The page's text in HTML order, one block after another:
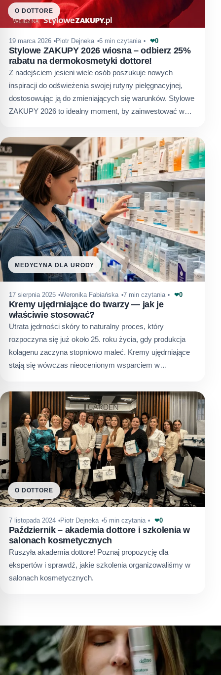
O DOTTORE
19 marca 2026 Piotr Dejneka 6 min czytania ❤0
Stylowe ZAKUPY 2026 wiosna – odbierz 25%
rabatu na dermokosmetyki dottore!
Z nadejściem jesieni wiele osób poszukuje nowych
inspiracji do odświeżenia swojej rutyny pielęgnacyjnej,
dostosowując ją do zmieniających się warunków. Stylowe
ZAKUPY 2026 to idealny moment, by zainwestować w…
MEDYCYNA DLA URODY
17 sierpnia 2025 Weronika Fabiańska 7 min czytania ❤0
Kremy ujędrniające do twarzy — jak je
właściwie stosować?
Utrata jędrności skóry to naturalny proces, który
rozpoczyna się już około 25. roku życia, gdy produkcja
kolagenu zaczyna stopniowo maleć. Kremy ujędrniające
stają się wówczas nieocenionym wsparciem w…
O DOTTORE
7 listopada 2024 Piotr Dejneka 5 min czytania ❤0
Październik – akademia dottore i szkolenia w
salonach kosmetycznych
Ruszyła akademia dottore! Poznaj propozycję dla
ekspertów i sprawdź, jakie szkolenia organizowaliśmy w
salonach kosmetycznych.